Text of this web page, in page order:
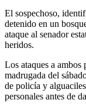
El sospechoso,
detenido en un
ataque al senador
heridos.
Los ataques a
madrugada del
de policía y
personales antes de